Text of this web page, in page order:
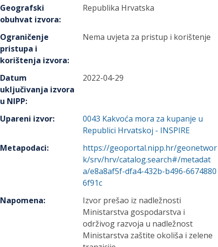
Geografski
obuhvat izvora:
Republika Hrvatska
Ograničenje
pristupa i
korištenja izvora:
Nema uvjeta za pristup i korištenje
Datum
uključivanja izvora
u NIPP:
2022-04-29
Upareni izvor: 0043 Kakvoća mora za kupanje u
Republici Hrvatskoj - INSPIRE
Metapodaci:
https://geoportal.nipp.hr/geonetwor
k/srv/hrv/catalog.search#/metadat
a/e8a8af5f-dfa4-432b-b496-6674880
6f91c
Napomena:
Izvor prešao iz nadležnosti
Ministarstva gospodarstva i
održivog razvoja u nadležnost
Ministarstva zaštite okoliša i zelene